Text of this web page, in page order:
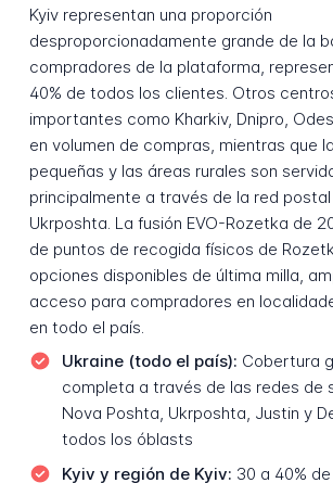
Kyiv representan una proporción
desproporcionadamente grande de la
compradores de la plataforma,
40% de todos los clientes. Otros
importantes como Kharkiv, Dnipro,
en volumen de compras, mientras que
pequeñas y las áreas rurales son
principalmente a través de la red
Ukrposhta. La fusión EVO-Rozetka de
de puntos de recogida físicos de
opciones disponibles de última milla,
acceso para compradores en
en todo el país.
Ukraine (todo el país): Cobertura
completa a través de las redes de
Nova Poshta, Ukrposhta, Justin y
todos los óblasts
Kyiv y región de Kyiv: 30 a 40%